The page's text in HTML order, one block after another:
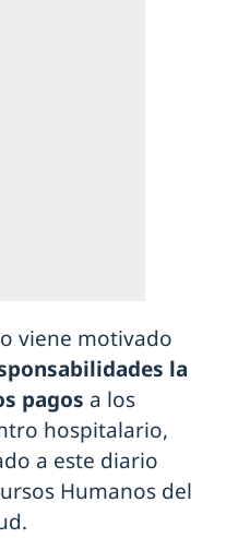
viene motivado
la
pagos a los
hospitalario,
a este diario
Humanos del